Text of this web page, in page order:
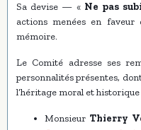
Sa devise — « Ne pas
actions menées en
mémoire.
Le Comité adresse ses
personnalités présentes,
l’héritage moral et
Monsieur Thierry